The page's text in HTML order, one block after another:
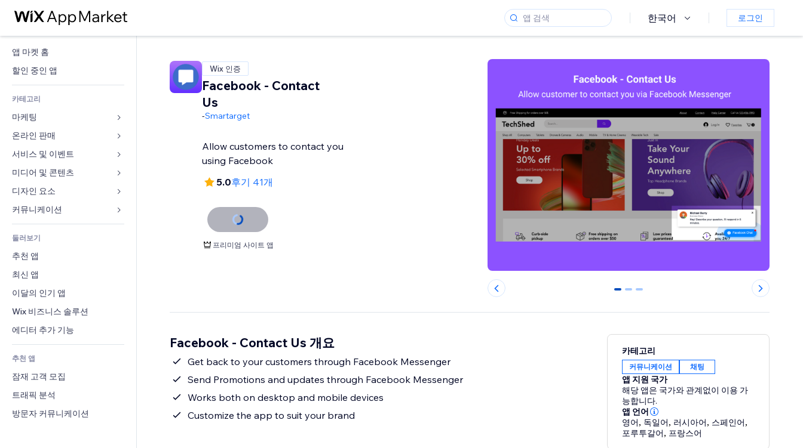
한국어 로그인
앱 마켓 홈
할인 중인 앱
카테고리
마케팅
광고
모바일
사이트 통계
사이트 목록
이메일
온라인 판매
쇼핑몰 관련 앱
배송
판매 버튼
회계
쿠폰 및 로열티
창고 서비스
식품 및 음료
서비스 및 이벤트
호텔
이벤트
음식점
부동산
예약
미디어 및 콘텐츠
갤러리
뮤직
팟캐스트
사진
동영상
PDF
파일 공유
소식
디자인 요소
지도 및 내비게이션
개인정보 및 보안
시계
페이지 템플릿
이미지 효과
버튼 & 메뉴
배너 및 배지
계산기
검색
일기예보
차트 및 표
양식
블로그
설문
채팅
메모
전화번호
커뮤니티
평가와 후기
CRM
둘러보기
추천 앱
최신 앱
이달의 인기 앱
Wix 비즈니스 솔루션
에디터 추가 기능
추천 앱
잠재 고객 모집
트래픽 분석
방문자 커뮤니케이션
Wix 인증
Facebook - Contact
Us
-Smartarget
Allow customers to contact you
using Facebook
5.0후기 41개
프리미엄 사이트 앱
0 1 2
Facebook - Contact Us 개요
Get back to your customers through Facebook Messenger
Send Promotions and updates through Facebook Messenger
Works both on desktop and mobile devices
Customize the app to suit your brand
카테고리
커뮤니케이션 채팅
앱 지원 국가
해당 앱은 국가와 관계없이 이용 가
능합니다.
앱 언어
영어, 독일어, 러시아어, 스페인어,
포루투갈어, 프랑스어